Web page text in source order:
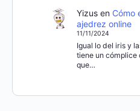
Yizusen Cómo
ajedrez online
11/11/2024
Igual lo del iris y
tiene un cómplice
que…